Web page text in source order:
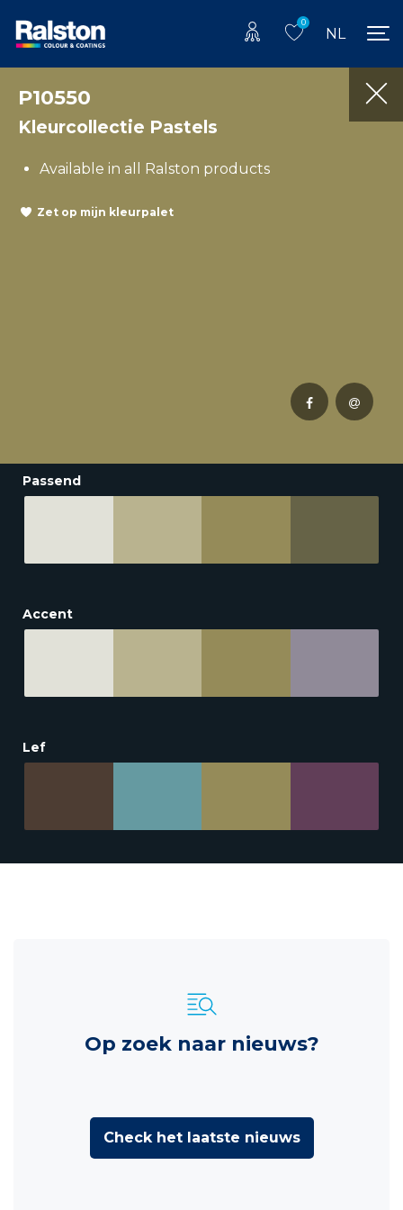
0
NL
P10550
Kleurcollectie Pastels
Available in all Ralston products
Zet op mijn kleurpalet
Passend
Accent
Lef
Op zoek naar nieuws?
Check het laatste nieuws